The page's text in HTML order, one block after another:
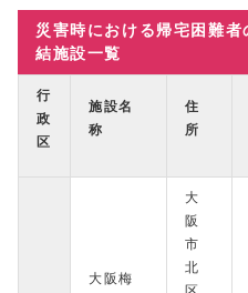
災害時における帰宅困難
結施設一覧
行
政
区
施設名
称
住
所
大阪梅
大
阪
市
北